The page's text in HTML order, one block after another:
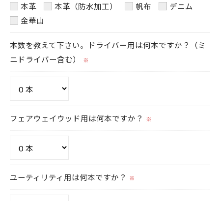
本革 本革（防水加工） 帆布
デニム
金華山
本数を教えて下さい。ドライバー用は何本ですか？（ミ
ニドライバー含む）
※
フェアウェイウッド用は何本ですか？ ※
ユーティリティ用は何本ですか？ ※